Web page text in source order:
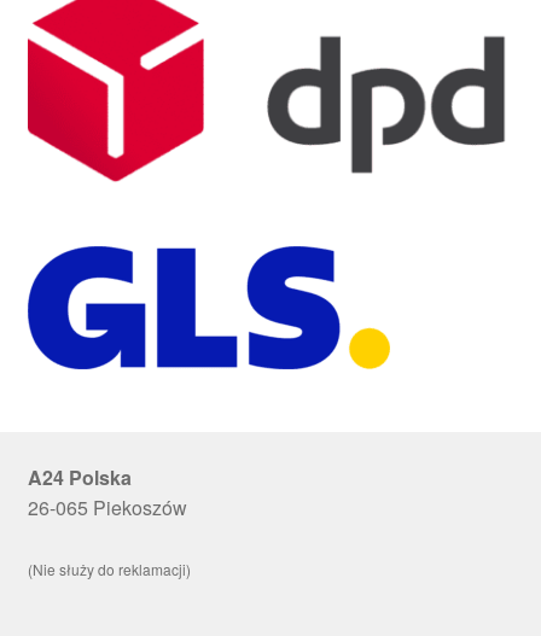
A24 Polska
26-065 Piekoszów
(Nie służy do reklamacji)